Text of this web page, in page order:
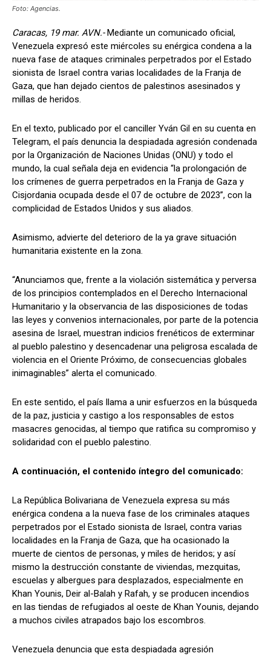
Foto: Agencias.
Caracas, 19 mar. AVN.-Mediante un comunicado oficial,
Venezuela expresó este miércoles su enérgica condena a la
nueva fase de ataques criminales perpetrados por el Estado
sionista de Israel contra varias localidades de la Franja de
Gaza, que han dejado cientos de palestinos asesinados y
millas de heridos.
En el texto, publicado por el canciller Yván Gil en su cuenta en
Telegram, el país denuncia la despiadada agresión condenada
por la Organización de Naciones Unidas (ONU) y todo el
mundo, la cual señala deja en evidencia “la prolongación de
los crímenes de guerra perpetrados en la Franja de Gaza y
Cisjordania ocupada desde el 07 de octubre de 2023”, con la
complicidad de Estados Unidos y sus aliados.
Asimismo, advierte del deterioro de la ya grave situación
humanitaria existente en la zona.
“Anunciamos que, frente a la violación sistemática y perversa
de los principios contemplados en el Derecho Internacional
Humanitario y la observancia de las disposiciones de todas
las leyes y convenios internacionales, por parte de la potencia
asesina de Israel, muestran indicios frenéticos de exterminar
al pueblo palestino y desencadenar una peligrosa escalada de
violencia en el Oriente Próximo, de consecuencias globales
inimaginables” alerta el comunicado.
En este sentido, el país llama a unir esfuerzos en la búsqueda
de la paz, justicia y castigo a los responsables de estos
masacres genocidas, al tiempo que ratifica su compromiso y
solidaridad con el pueblo palestino.
A continuación, el contenido íntegro del comunicado:
La República Bolivariana de Venezuela expresa su más
enérgica condena a la nueva fase de los criminales ataques
perpetrados por el Estado sionista de Israel, contra varias
localidades en la Franja de Gaza, que ha ocasionado la
muerte de cientos de personas, y miles de heridos; y así
mismo la destrucción constante de viviendas, mezquitas,
escuelas y albergues para desplazados, especialmente en
Khan Younis, Deir al-Balah y Rafah, y se producen incendios
en las tiendas de refugiados al oeste de Khan Younis, dejando
a muchos civiles atrapados bajo los escombros.
Venezuela denuncia que esta despiadada agresión